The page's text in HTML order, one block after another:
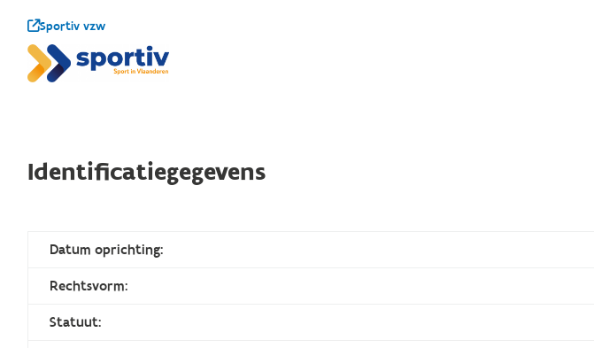
Sportiv vzw
Identificatiegegevens
Datum oprichting:
Rechtsvorm:
Statuut: